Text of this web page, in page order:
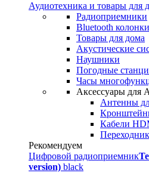
Аудиотехника и товары для
Радиоприемники
Bluetooth колонки
Товары для дома
Акустические
Наушники
Погодные
Часы
Аксессуары для
Антенны
Кабели
Рекомендуем
Цифровой радиоприемник
version) black